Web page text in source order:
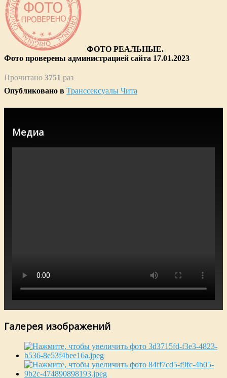
ФОТО РЕАЛЬНЫЕ.
Фото проверены администрацией сайта 17.01.2023
Прочитано 3751 раз
Опубликовано в Транссексуалы Чита
Медиа
Галерея изображений